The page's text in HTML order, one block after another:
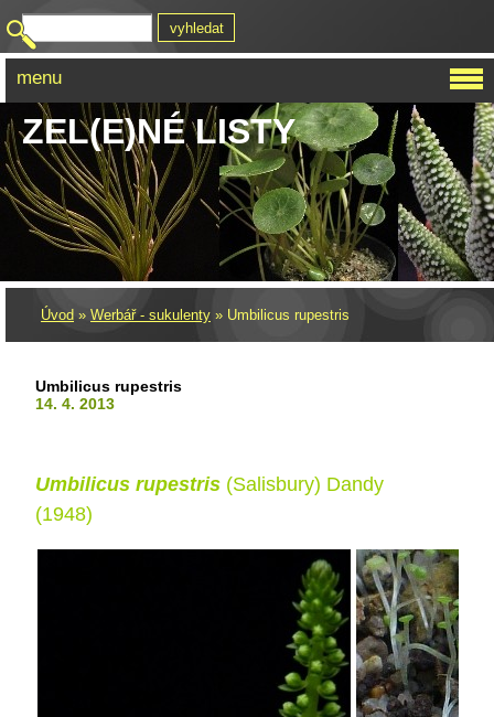
ZEL(E)NÉ LISTY
Úvod » Werbář - sukulenty » Umbilicus rupestris
Umbilicus rupestris
14. 4. 2013
Umbilicus rupestris (Salisbury) Dandy
(1948)
menu